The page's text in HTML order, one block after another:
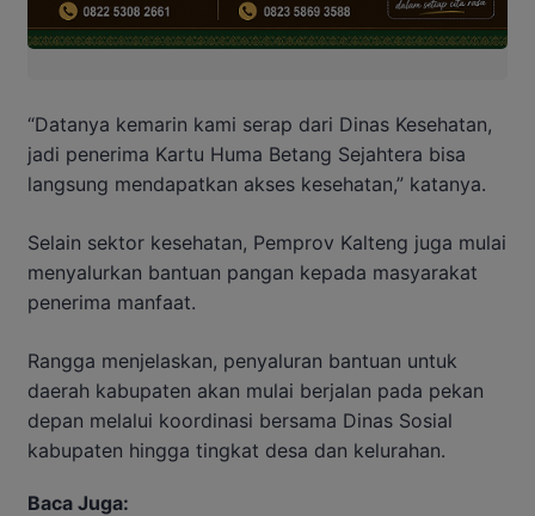
“Datanya kemarin kami serap dari Dinas Kesehatan,
jadi penerima Kartu Huma Betang Sejahtera bisa
langsung mendapatkan akses kesehatan,” katanya.
Selain sektor kesehatan, Pemprov Kalteng juga mulai
menyalurkan bantuan pangan kepada masyarakat
penerima manfaat.
Rangga menjelaskan, penyaluran bantuan untuk
daerah kabupaten akan mulai berjalan pada pekan
depan melalui koordinasi bersama Dinas Sosial
kabupaten hingga tingkat desa dan kelurahan.
Baca Juga: